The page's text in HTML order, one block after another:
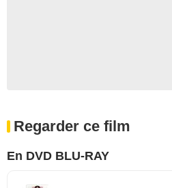
Regarder ce film
En DVD BLU-RAY